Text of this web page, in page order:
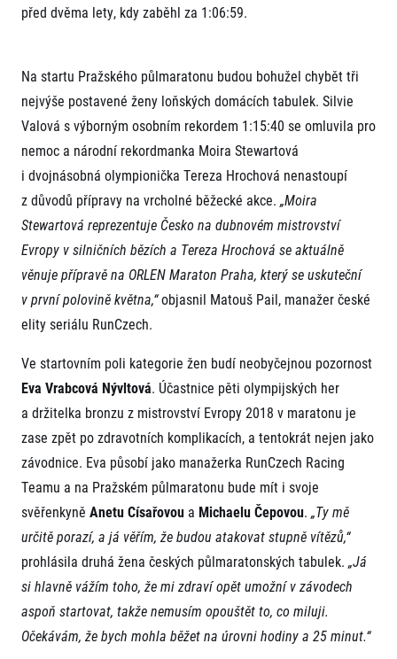
Informace o cookies
Podmínky GDPR
© 2026 RunCzech s.r.o.
před dvěma lety, kdy zaběhl za 1:06:59.
Na startu Pražského půlmaratonu budou bohužel chybět tři
nejvýše postavené ženy loňských domácích tabulek. Silvie
Valová s výborným osobním rekordem 1:15:40 se omluvila pro
nemoc a národní rekordmanka Moira Stewartová
i dvojnásobná olympionička Tereza Hrochová nenastoupí
z důvodů přípravy na vrcholné běžecké akce. „Moira
Stewartová reprezentuje Česko na dubnovém mistrovství
Evropy v silničních bězích a Tereza Hrochová se aktuálně
věnuje přípravě na ORLEN Maraton Praha, který se uskuteční
v první polovině května,“objasnil Matouš Pail, manažer české
elity seriálu RunCzech.
Ve startovním poli kategorie žen budí neobyčejnou pozornost
Eva Vrabcová Nývltová. Účastnice pěti olympijských her
a držitelka bronzu z mistrovství Evropy 2018 v maratonu je
zase zpět po zdravotních komplikacích, a tentokrát nejen jako
závodnice. Eva působí jako manažerka RunCzech Racing
Teamu a na Pražském půlmaratonu bude mít i svoje
svěřenkyně Anetu Císařovou a Michaelu Čepovou. „Ty mě
určitě porazí, a já věřím, že budou atakovat stupně vítězů,“
prohlásila druhá žena českých půlmaratonských tabulek. „Já
si hlavně vážím toho, že mi zdraví opět umožní v závodech
aspoň startovat, takže nemusím opouštět to, co miluji.
Očekávám, že bych mohla běžet na úrovni hodiny a 25 minut.“